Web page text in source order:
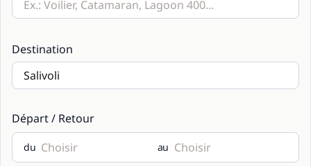
Destination
Départ / Retour
du au